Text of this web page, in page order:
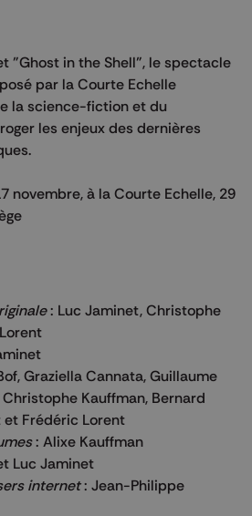
"Ghost in the Shell", le spectacle
par la Courte Echelle
la science-fiction et du
les enjeux des dernières
novembre, à la Courte Echelle, 29
: Luc Jaminet, Christophe
Graziella Cannata, Guillaume
Kauffman, Bernard
et Frédéric Lorent
: Alixe Kauffman
Luc Jaminet
internet: Jean-Philippe